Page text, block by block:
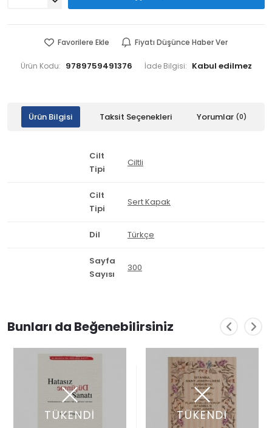
Favorilere Ekle Fiyatı Düşünce Haber Ver
Ürün Kodu: 9789759491376 İade Bilgisi:
Ürün Bilgisi Taksit Seçenekleri Yorumlar (0)
Cilt
Tipi
Ciltli
Cilt
Tipi
Sert Kapak
Dil Türkçe
Sayfa
Sayısı
300
Bunları da Beğenebilirsiniz
TÜKENDİ TÜKENDİ